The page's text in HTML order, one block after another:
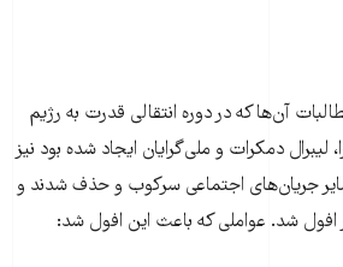
آن‌ها که در دوره‌ انتقالی قدرت به رژیم
لیبرال دمکرات و ملی‌گرایان ایجاد شده بود نیز
جریان‌های اجتماعی سرکوب و حذف شدند و
افول شد. عواملی که باعث این افول شد: